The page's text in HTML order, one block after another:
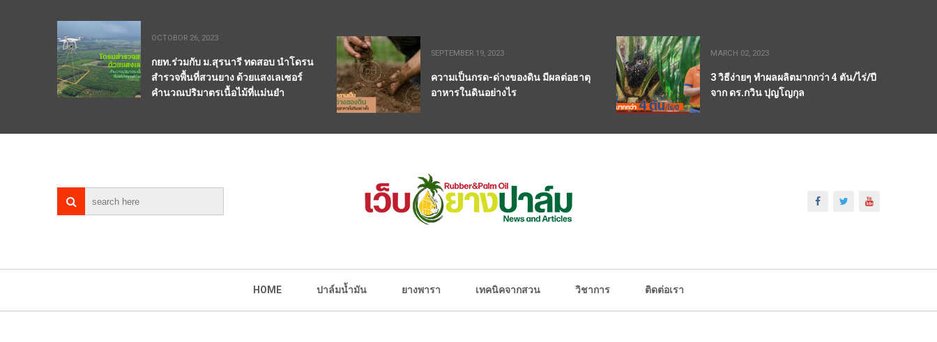
OCTOBOR 26, 2023
กยท.ร่วมกับ ม.สุรนารี ทดสอบ นำโดรน
สำรวจพื้นที่สวนยาง ด้วยแสงเลเซอร์
คำนวณปริมาตรเนื้อไม้ที่แม่นยำ
SEPTEMBER 19, 2023
ความเป็นกรด-ด่างของดิน มีผลต่อธาตุ
อาหารในดินอย่างไร
MARCH 02, 2023
3 วิธีง่ายๆ ทำผลผลิตมากกว่า 4 ตัน/ไร่/ปี
จาก ดร.กวิน ปุญโญกุล
HOME ปาล์มน้ำมัน ยางพารา เทคนิคจากสวน วิชาการ ติดต่อเรา